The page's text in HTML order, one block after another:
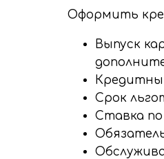
Оформить
Выпуск
Срок
Ставка